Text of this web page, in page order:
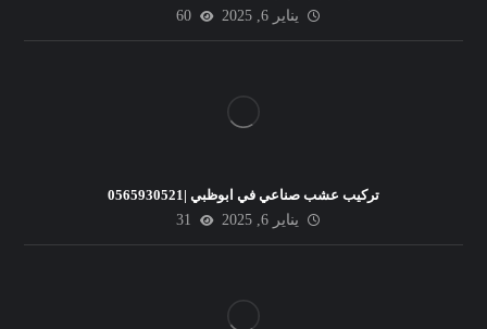
يناير 6, 2025
60
تركيب عشب صناعي في ابوظبي |0565930521
يناير 6, 2025
31